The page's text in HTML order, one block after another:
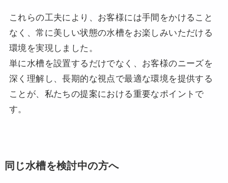
これらの工夫により、お客様には手間をかけること
なく、常に美しい状態の水槽をお楽しみいただける
環境を実現しました。
単に水槽を設置するだけでなく、お客様のニーズを
深く理解し、長期的な視点で最適な環境を提供する
ことが、私たちの提案における重要なポイントで
す。
同じ水槽を検討中の方へ